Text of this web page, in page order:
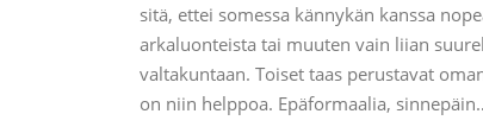
sitä, ettei somessa kännykän kanssa
arkaluonteista tai muuten vain liian
valtakuntaan. Toiset taas perustavat
on niin helppoa. Epäformaalia,